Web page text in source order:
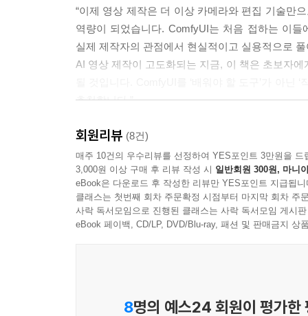
“이제 영상 제작은 더 이상 카메라와 편집 기술만
역량이 되었습니다. ComfyUI는 처음 접하는 이
실제 제작자의 관점에서 현실적이고 실용적으로
AI 영상 제작이 고도화되는 지금, 이 책은 초보자
추천합니다.”
“강력한 생성형 AI ComfyUI를 가장 쉽고 빠르게
분들도 부담 없이 따라 할 수 있으며, 방대한 기능
확장해 보시기 바랍니다.”
_ 최돈현, 국내 최고 ComfyUI 강사
회원리뷰 (8건)
매주 10건의 우수리뷰를 선정하여 YES포인트 3만원을 드
3,000원 이상 구매 후 리뷰 작성 시 일반회원 300원, 마니
eBook은 다운로드 후 작성한 리뷰만 YES포인트 지급됩니
클래스는 첫번째 회차 주문확정 시점부터 마지막 회차 주
사락 독서모임으로 진행된 클래스는 사락 독서모임 게시
eBook 페이백, CD/LP, DVD/Blu-ray, 패션 및 판매금지 상
8명의 예스24 회원이 평가한